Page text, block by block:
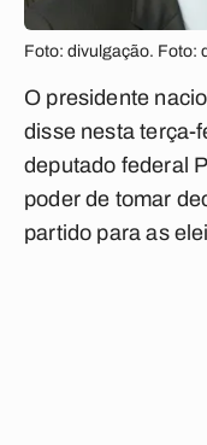
Foto: divulgação. Foto:
O presidente
disse nesta terça-
deputado federal
poder de tomar
partido para as